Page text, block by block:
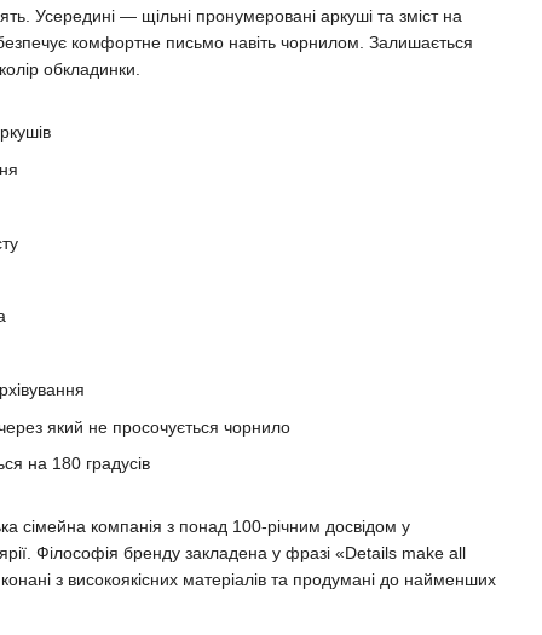
Усередині — щільні пронумеровані аркуші та зміст на
комфортне письмо навіть чорнилом. Залишається
обкладинки.
який не просочується чорнило
на 180 градусів
сімейна компанія з понад 100-річним досвідом у
Філософія бренду закладена у фразі «Details make all
з високоякісних матеріалів та продумані до найменших